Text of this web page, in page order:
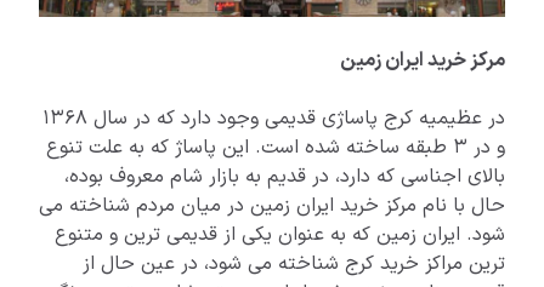
مرکز خرید ایران زمین
در عظیمیه کرج پاساژی قدیمی وجود دارد که در سال 1368
و در 3 طبقه ساخته شده است. این پاساژ که به علت تنوع
بالای اجناسی که دارد، در قدیم به بازار شام معروف بوده،
حال با نام مرکز خرید ایران زمین در میان مردم شناخته می
شود. ایران زمین که به عنوان یکی از قدیمی ترین و متنوع
ترین مراکز خرید کرج شناخته می شود، در عین حال از